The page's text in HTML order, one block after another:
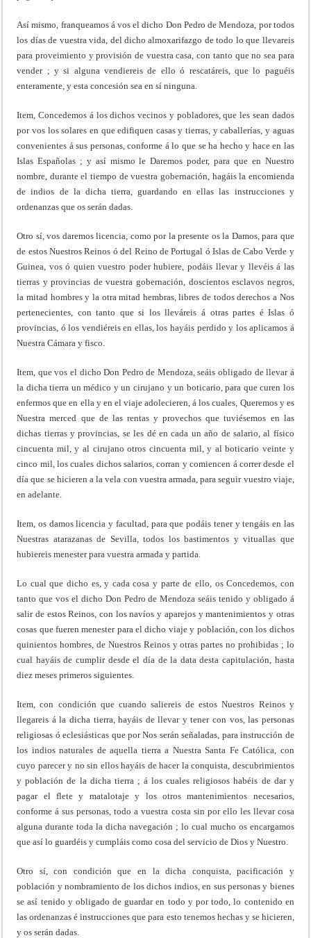
Así mismo, franqueamos á vos el dicho Don Pedro de Mendoza, por todos
los días de vuestra vida, del dicho almoxarifazgo de todo lo que llevareis
para proveimiento y provisión de vuestra casa, con tanto que no sea para
vender ; y si alguna vendiereis de ello ó rescatáreis, que lo paguéis
enteramente, y esta concesión sea en sí ninguna.
Item, Concedemos á los dichos vecinos y pobladores, que les sean dados
por vos los solares en que edifiquen casas y tierras, y caballerías, y aguas
convenientes á sus personas, conforme á lo que se ha hecho y hace en las
Islas Españolas ; y así mismo le Daremos poder, para que en Nuestro
nombre, durante el tiempo de vuestra gobernación, hagáis la encomienda
de indios de la dicha tierra, guardando en ellas las instrucciones y
ordenanzas que os serán dadas.
Otro sí, vos daremos licencia, como por la presente os la Damos, para que
de estos Nuestros Reinos ó del Reino de Portugal ó Islas de Cabo Verde y
Guinea, vos ó quien vuestro poder hubiere, podáis llevar y llevéis á las
tierras y provincias de vuestra gobernación, doscientos esclavos negros,
la mitad hombres y la otra mitad hembras, libres de todos derechos a Nos
pertenecientes, con tanto que si los lleváreis á otras partes é Islas ó
provincias, ó los vendiéreis en ellas, los hayáis perdido y los aplicamos á
Nuestra Cámara y fisco.
Item, que vos el dicho Don Pedro de Mendoza, seáis obligado de llevar á
la dicha tierra un médico y un cirujano y un boticario, para que curen los
enfermos que en ella y en el viaje adolecieren, á los cuales, Queremos y es
Nuestra merced que de las rentas y provechos que tuviésemos en las
dichas tierras y provincias, se les dé en cada un año de salario, al físico
cincuenta mil, y al cirujano otros cincuenta mil, y al boticario veinte y
cinco mil, los cuales dichos salarios, corran y comiencen á correr desde el
día que se hicieren a la vela con vuestra armada, para seguir vuestro viaje,
en adelante.
Item, os damos licencia y facultad, para que podáis tener y tengáis en las
Nuestras atarazanas de Sevilla, todos los bastimentos y vituallas que
hubiereis menester para vuestra armada y partida.
Lo cual que dicho es, y cada cosa y parte de ello, os Concedemos, con
tanto que vos el dicho Don Pedro de Mendoza seáis tenido y obligado á
salir de estos Reinos, con los navíos y aparejos y mantenimientos y otras
cosas que fueren menester para el dicho viaje y población, con los dichos
quinientos hombres, de Nuestros Reinos y otras partes no prohibidas ; lo
cual hayáis de cumplir desde el día de la data desta capitulación, hasta
diez meses primeros siguientes.
Item, con condición que cuando saliereis de estos Nuestros Reinos y
llegareis á la dicha tierra, hayáis de llevar y tener con vos, las personas
religiosas ó eclesiásticas que por Nos serán señaladas, para instrucción de
los indios naturales de aquella tierra a Nuestra Santa Fe Católica, con
cuyo parecer y no sin ellos hayáis de hacer la conquista, descubrimientos
y población de la dicha tierra ; á los cuales religiosos habéis de dar y
pagar el flete y matalotaje y los otros mantenimientos necesarios,
conforme á sus personas, todo a vuestra costa sin por ello les llevar cosa
alguna durante toda la dicha navegación ; lo cual mucho os encargamos
que así lo guardéis y cumpláis como cosa del servicio de Dios y Nuestro.
Otro sí, con condición que en la dicha conquista, pacificación y
población y nombramiento de los dichos indios, en sus personas y bienes
se así tenido y obligado de guardar en todo y por todo, lo contenido en
las ordenanzas é instrucciones que para esto tenemos hechas y se hicieren,
y os serán dadas.